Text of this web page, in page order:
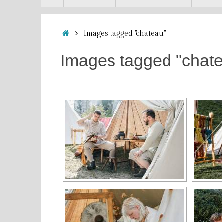
Accueil
Images tagged "chateau"
Images tagged